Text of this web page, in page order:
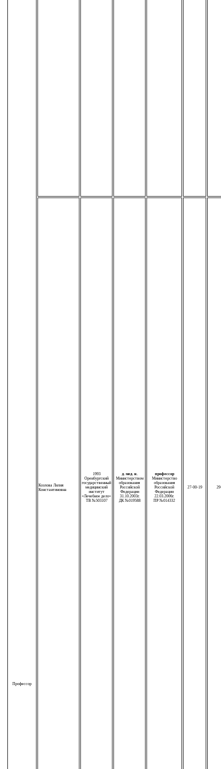
Профессор
Козлова Лилия
Константиновна
1993
Оренбургский
государственный
медицинский
институт
«Лечебное дело»
ТВ №503107
д. мед. н.
Министерством
образования
Российской
Федерации
31.10.2003г.
ДК №019588
профессор
Министерство
образования
Российской
Федерации
22.03.2006г.
ПР №014332
27-00-19